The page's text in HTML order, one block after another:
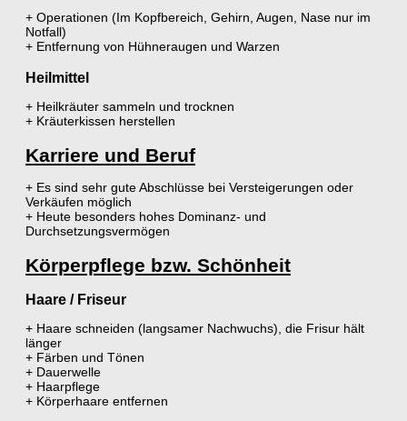
+ Operationen (Im Kopfbereich, Gehirn, Augen, Nase nur im
Notfall)
+ Entfernung von Hühneraugen und Warzen
Heilmittel
+ Heilkräuter sammeln und trocknen
+ Kräuterkissen herstellen
Karriere und Beruf
+ Es sind sehr gute Abschlüsse bei Versteigerungen oder
Verkäufen möglich
+ Heute besonders hohes Dominanz- und
Durchsetzungsvermögen
Körperpflege bzw. Schönheit
Haare / Friseur
+ Haare schneiden (langsamer Nachwuchs), die Frisur hält
länger
+ Färben und Tönen
+ Dauerwelle
+ Haarpflege
+ Körperhaare entfernen